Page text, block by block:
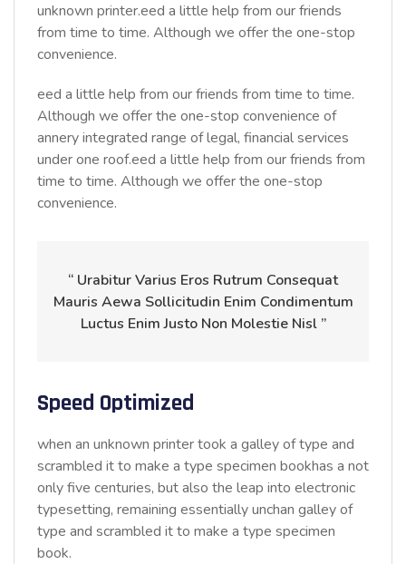
unknown printer.eed a little help from our friends
from time to time. Although we offer the one-stop
convenience.
eed a little help from our friends from time to time.
Although we offer the one-stop convenience of
annery integrated range of legal, financial services
under one roof.eed a little help from our friends from
time to time. Although we offer the one-stop
convenience.
“ Urabitur Varius Eros Rutrum Consequat
Mauris Aewa Sollicitudin Enim Condimentum
Luctus Enim Justo Non Molestie Nisl ”
Speed Optimized
when an unknown printer took a galley of type and
scrambled it to make a type specimen bookhas a not
only five centuries, but also the leap into electronic
typesetting, remaining essentially unchan galley of
type and scrambled it to make a type specimen
book.